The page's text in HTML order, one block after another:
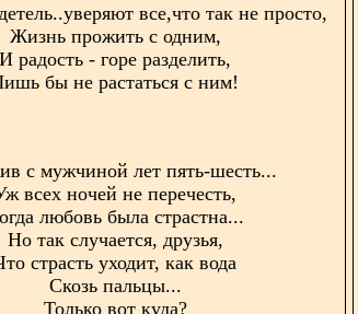
все,что так не просто,
Жизнь прожить с одним,
И радость - горе разделить,
бы не растаться с ним!
с мужчиной лет пять-шесть...
всех ночей не перечесть,
любовь была страстна...
Но так случается, друзья,
страсть уходит, как вода
Скозь пальцы...
Только вот куда?